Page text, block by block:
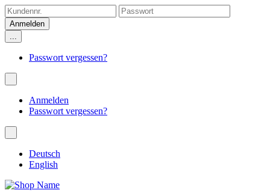
...
Passwort vergessen?
Anmelden
Passwort vergessen?
Deutsch
English